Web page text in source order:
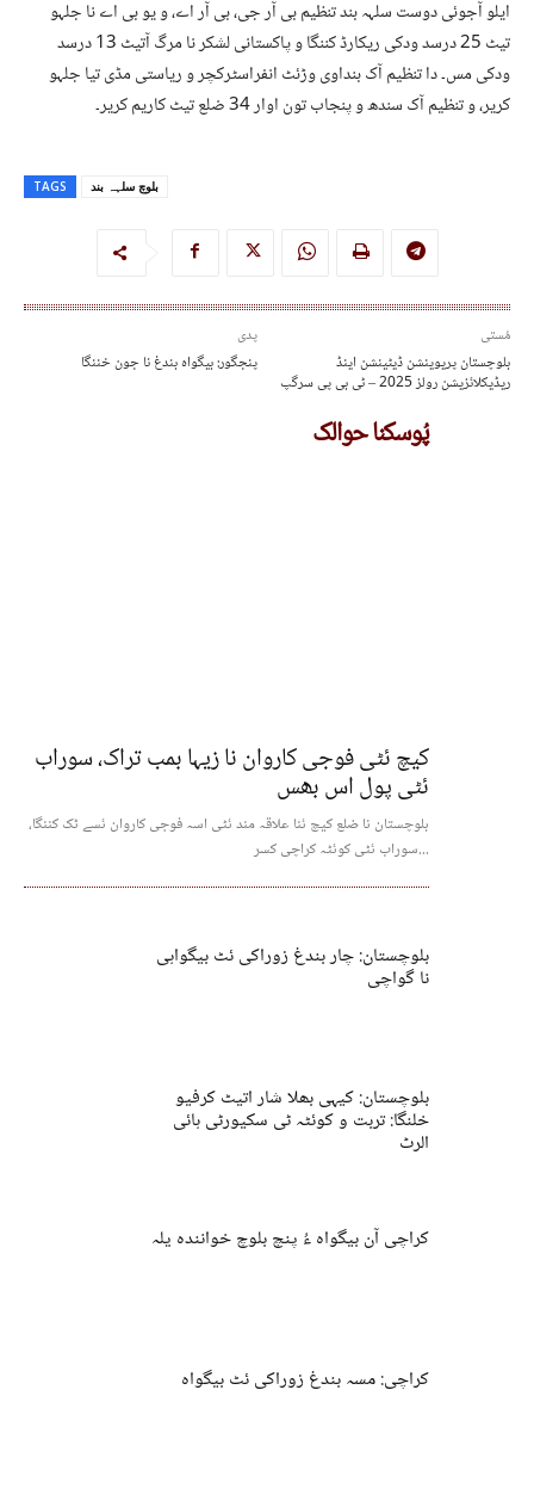
ایلو آجوئی دوست سلہہ بند تنظیم بی آر جی، بی آر اے، و یو بی اے نا جلہو
تیٹ 25 درسد ودکی ریکارڈ کننگا و پاکستانی لشکر نا مرگ آتیٹ 13 درسد
ودکی مس۔ دا تنظیم آک بنداوی وڑئٹ انفراسٹرکچر و ریاستی مڈی تیا جلہو
کریر، و تنظیم آک سندھ و پنجاب تون اوار 34 ضلع تیٹ کاریم کریر۔
TAGS بلوچ سلہہ بند
پدی
پنجگور: بیگواہ بندغ نا جون خننگا
مُستی
بلوچستان پریوینشن ڈیٹینشن اینڈ
ریڈیکلائزیشن رولز 2025 – ٹی بی پی سرگپ
پُوسکنا حوالک
کیچ ئٹی فوجی کاروان نا زیہا بمب تراک، سوراب
ئٹی پول اس بھس
بلوچستان نا ضلع کیچ ئنا علاقہ مند ئٹی اسہ فوجی کاروان ئسے ٹک کننگا،
سوراب ئٹی کوئٹہ کراچی کسر...
بلوچستان: چار بندغ زوراکی ئٹ بیگواہی
نا گواچی
بلوچستان: کیہی بھلا شار اتیٹ کرفیو
خلنگا: تربت و کوئٹہ ٹی سکیورٹی ہائی
الرٹ
کراچی آن بیگواہ ءُ پنچ بلوچ خوانندہ یلہ
کراچی: مسہ بندغ زوراکی ئٹ بیگواہ